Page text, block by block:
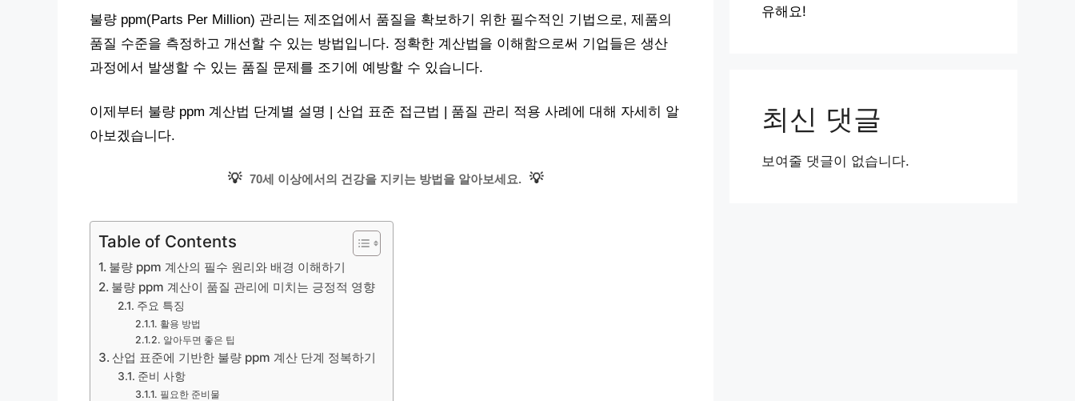
불량 ppm(Parts Per Million) 관리는 제조업에서 품질을 확보하기 위한 필수적인 기법으로, 제품의
품질 수준을 측정하고 개선할 수 있는 방법입니다. 정확한 계산법을 이해함으로써 기업들은 생산
과정에서 발생할 수 있는 품질 문제를 조기에 예방할 수 있습니다.
이제부터 불량 ppm 계산법 단계별 설명 | 산업 표준 접근법 | 품질 관리 적용 사례에 대해 자세히 알
아보겠습니다.
💡 70세 이상에서의 건강을 지키는 방법을 알아보세요. 💡
Table of Contents
불량 ppm 계산의 필수 원리와 배경 이해하기
불량 ppm 계산이 품질 관리에 미치는 긍정적 영향
주요 특징
활용 방법
알아두면 좋은 팁
산업 표준에 기반한 불량 ppm 계산 단계 정복하기
준비 사항
필요한 준비물
유해요!
최신 댓글
보여줄 댓글이 없습니다.